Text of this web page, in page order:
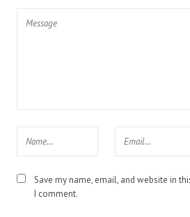
Save my name, email, and website in
I comment.